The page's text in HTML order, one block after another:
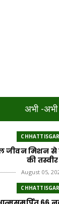
अभी -अभी
जीवन मिशन से
की तस्वीर
August 05,